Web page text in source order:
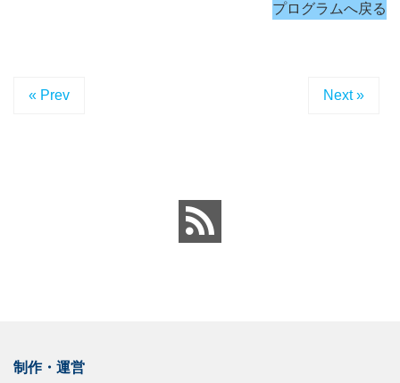
プログラムへ戻る
« Prev Next »
制作・運営